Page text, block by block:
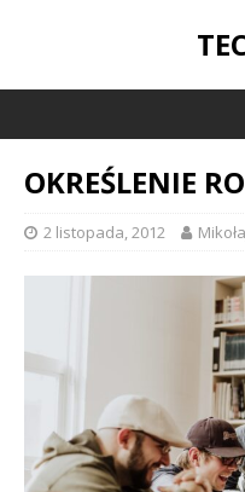
OKREŚLENIE
2 listopada, 2012